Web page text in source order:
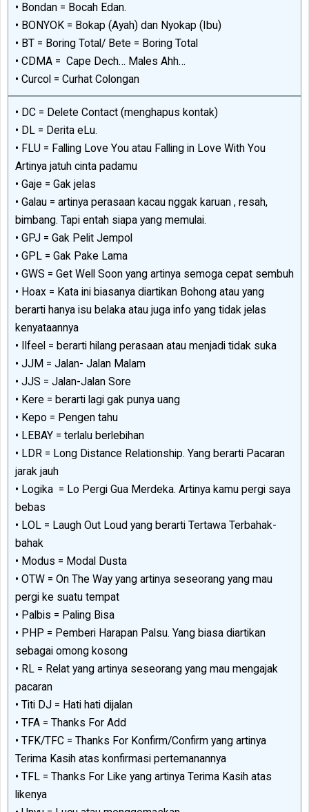
• Bondan = Bocah Edan.
• BONYOK = Bokap (Ayah) dan Nyokap (Ibu)
• BT = Boring Total/ Bete = Boring Total
• CDMA = Cape Dech… Males Ahh…
• Curcol = Curhat Colongan
• DC = Delete Contact (menghapus kontak)
• DL = Derita eLu.
• FLU = Falling Love You atau Falling in Love With You
Artinya jatuh cinta padamu
• Gaje = Gak jelas
• Galau = artinya perasaan kacau nggak karuan , resah,
bimbang. Tapi entah siapa yang memulai.
• GPJ = Gak Pelit Jempol
• GPL = Gak Pake Lama
• GWS = Get Well Soon yang artinya semoga cepat sembuh
• Hoax = Kata ini biasanya diartikan Bohong atau yang
berarti hanya isu belaka atau juga info yang tidak jelas
kenyataannya
• Ilfeel = berarti hilang perasaan atau menjadi tidak suka
• JJM = Jalan- Jalan Malam
• JJS = Jalan-Jalan Sore
• Kere = berarti lagi gak punya uang
• Kepo = Pengen tahu
• LEBAY = terlalu berlebihan
• LDR = Long Distance Relationship. Yang berarti Pacaran
jarak jauh
• Logika = Lo Pergi Gua Merdeka. Artinya kamu pergi saya
bebas
• LOL = Laugh Out Loud yang berarti Tertawa Terbahak-
bahak
• Modus = Modal Dusta
• OTW = On The Way yang artinya seseorang yang mau
pergi ke suatu tempat
• Palbis = Paling Bisa
• PHP = Pemberi Harapan Palsu. Yang biasa diartikan
sebagai omong kosong
• RL = Relat yang artinya seseorang yang mau mengajak
pacaran
• Titi DJ = Hati hati dijalan
• TFA = Thanks For Add
• TFK/TFC = Thanks For Konfirm/Confirm yang artinya
Terima Kasih atas konfirmasi pertemanannya
• TFL = Thanks For Like yang artinya Terima Kasih atas
likenya